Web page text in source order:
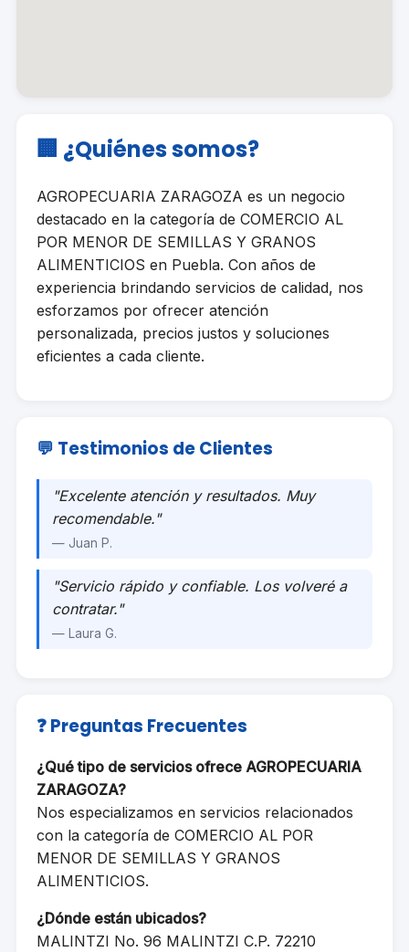
🏢 ¿Quiénes somos?
AGROPECUARIA ZARAGOZA es un negocio
destacado en la categoría de COMERCIO AL
POR MENOR DE SEMILLAS Y GRANOS
ALIMENTICIOS en Puebla. Con años de
experiencia brindando servicios de calidad, nos
esforzamos por ofrecer atención
personalizada, precios justos y soluciones
eficientes a cada cliente.
💬 Testimonios de Clientes
"Excelente atención y resultados. Muy
recomendable."
— Juan P.
"Servicio rápido y confiable. Los volveré a
contratar."
— Laura G.
❓ Preguntas Frecuentes
¿Qué tipo de servicios ofrece AGROPECUARIA
ZARAGOZA?
Nos especializamos en servicios relacionados
con la categoría de COMERCIO AL POR
MENOR DE SEMILLAS Y GRANOS
ALIMENTICIOS.
¿Dónde están ubicados?
MALINTZI No. 96 MALINTZI C.P. 72210